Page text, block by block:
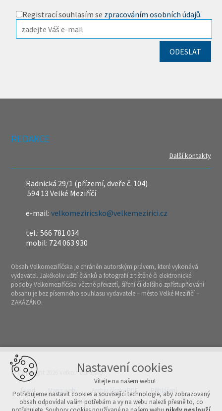
Registrací souhlasím se zpracováním osobních údajů.
REDAKCE
Další kontakty
Radnická 29/1 (přízemí, dveře č. 104)
594 13 Velké Meziříčí
e-mail:velkomeziricsko@velkemezirici.cz
tel.: 566 781 034
mobil: 724 063 930
Obsah Velkomeziříčska je chráněn autorským právem, které vykonává
vydavatel. Jakékoliv užití článků a fotografií z tištěné či elektronické
podoby Velkomeziříčska včetně převzetí, šíření či dalšího zpřístupňování
obsahu je bez písemného souhlasu vydavatele – město Velké Meziříčí –
ZAKÁZÁNO.
© Copyright 2026 Velkomeziříčsko
Úvod Mapa webu Archiv čísel v PDF Přihlášení
Nastavení cookies
Vítejte na našem webu!
Potřebujeme nastavit cookies a související technologie, aby zobrazovaný
obsah odpovídal vašim potřebám a vy na webu nalezli přesně to, co